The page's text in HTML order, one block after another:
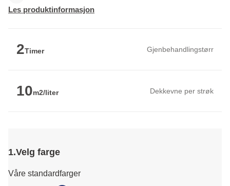
Les produktinformasjon
2Timer Gjenbehandlingstørr
10m2/liter Dekkevne per strøk
1.Velg farge
Våre standardfarger